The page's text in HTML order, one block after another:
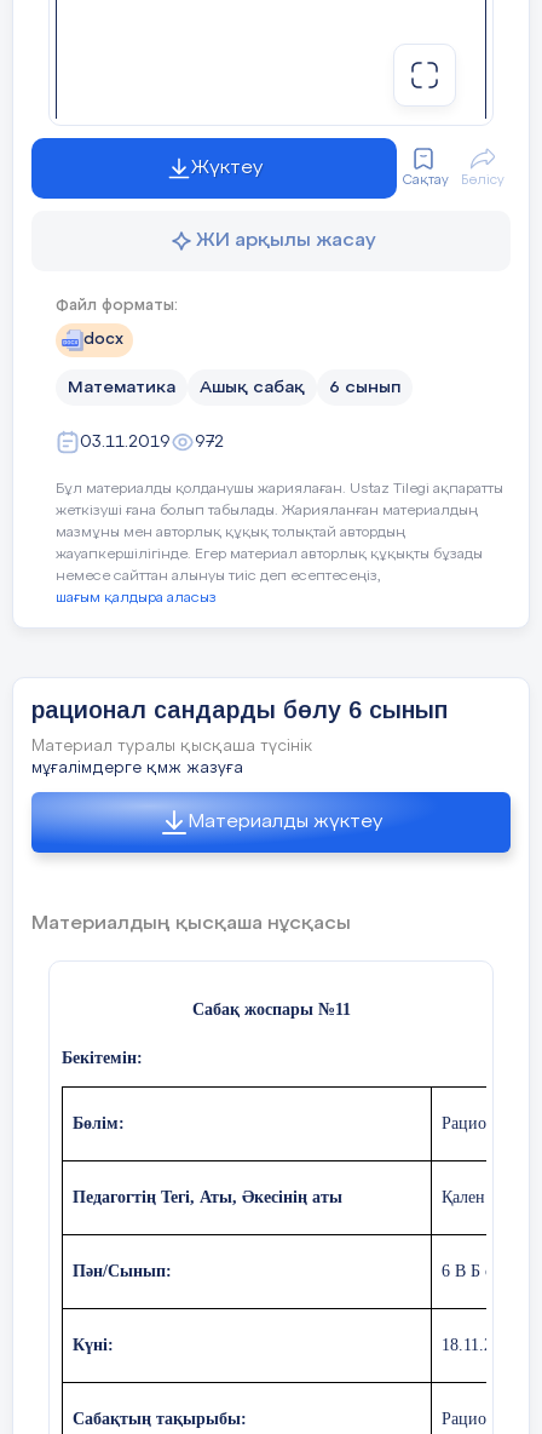
тең өрнекті табады;
екінші тең өрнекті
таңбалары әртүрлі
сандарды бөледі;
таңбалары бірдей
Жүктеу
Сақтау Бөлісу
ЖИ арқылы жасау
Файл форматы:
docx
Математика Ашық сабақ 6 сынып
03.11.2019 972
Бұл материалды қолданушы жариялаған. Ustaz Tilegi ақпаратты
жеткізуші ғана болып табылады. Жарияланған материалдың
мазмұны мен авторлық құқық толықтай автордың
жауапкершілігінде. Егер материал авторлық құқықты бұзады
немесе сайттан алынуы тиіс деп есептесеңіз,
шағым қалдыра аласыз
рационал сандарды бөлу 6 сынып
Материал туралы қысқаша түсінік
мұғалімдерге қмж жазуға
Материалды жүктеу
Материалдың қысқаша нұсқасы
Сабақ жоспары №11
Бекітемін:
Бөлім: Рационал
Педагогтің Тегі, Аты, Әкесінің аты Қален
Пән/Сынып: 6 В Б сынып.
Күні: 18.11.2024
Сабақтың тақырыбы: Рационал